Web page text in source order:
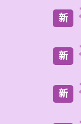
新
新
新